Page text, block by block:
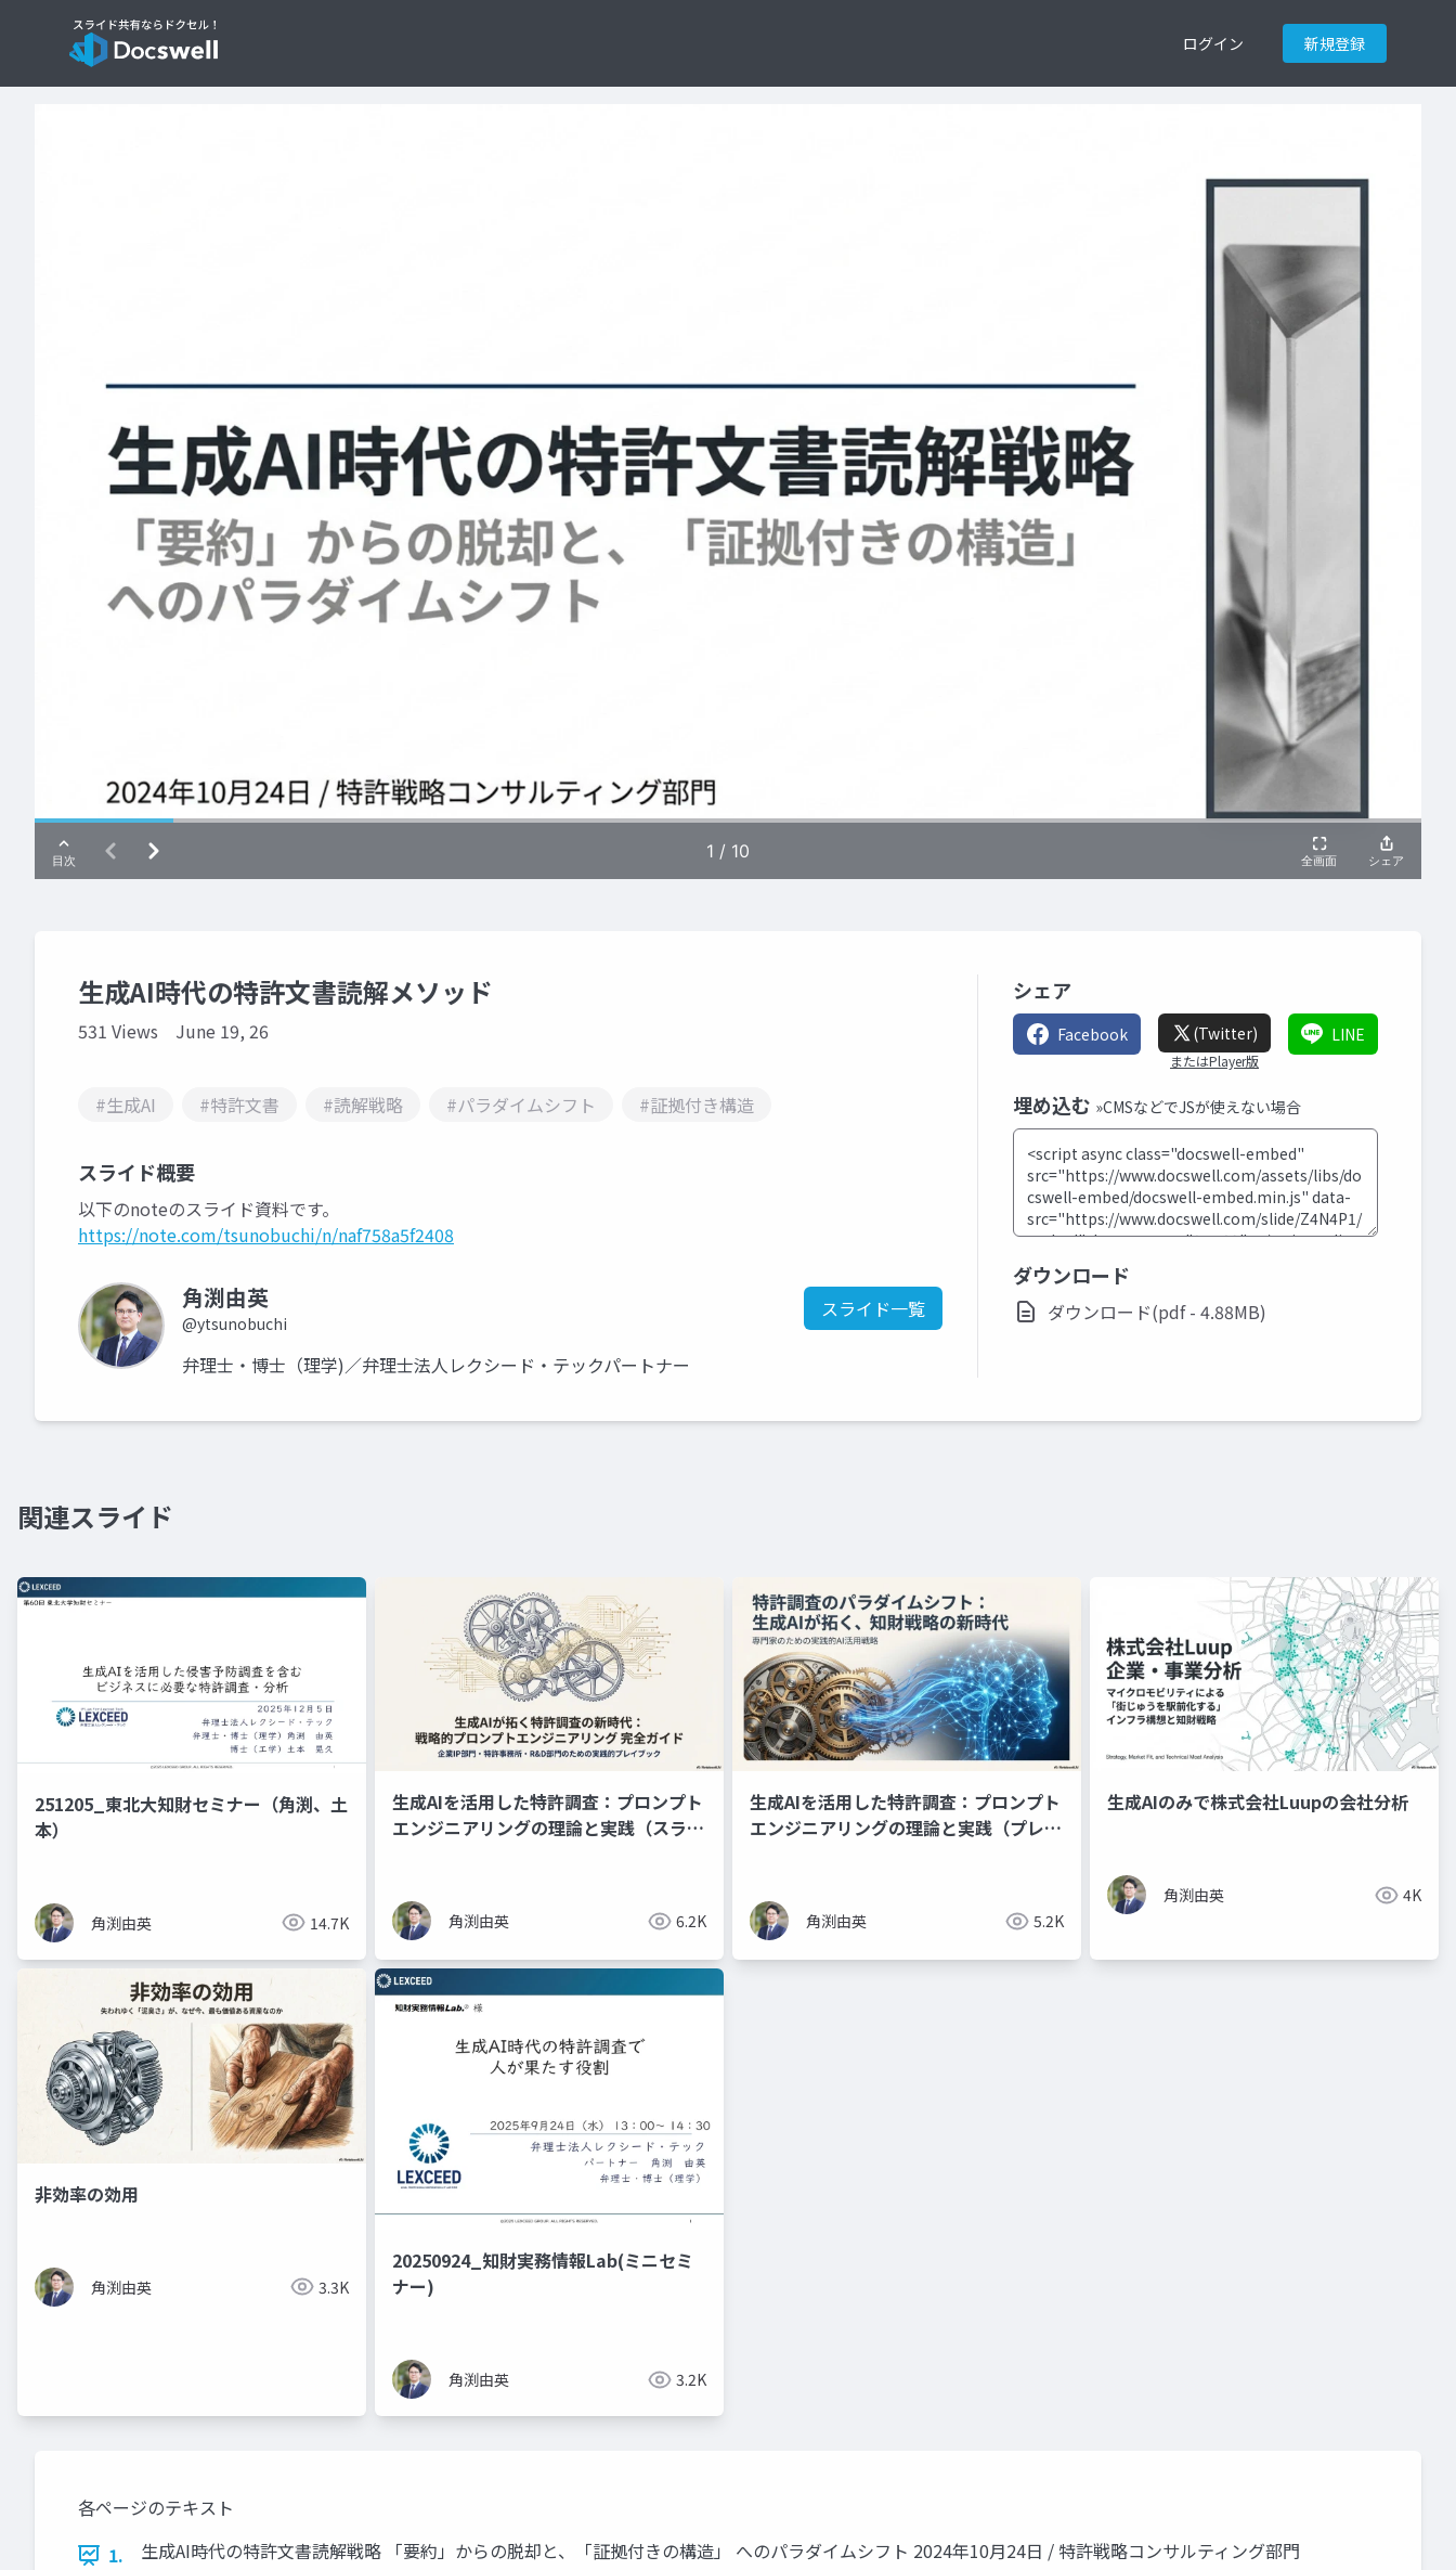
ログイン 新規登録
生成AI時代の特許文書読解メソッド
531 Views June 19, 26
#生成AI #特許文書 #読解戦略 #パラダイムシフト #証拠付き構造
スライド概要
以下のnoteのスライド資料です。
https://note.com/tsunobuchi/n/naf758a5f2408
角渕由英
@ytsunobuchi
スライド一覧
弁理士・博士（理学)／弁理士法人レクシード・テックパートナー
シェア
Facebook (Twitter)
またはPlayer版
LINE
埋め込む »CMSなどでJSが使えない場合
ダウンロード
ダウンロード(pdf - 4.88MB)
関連スライド
251205_東北大知財セミナー（角渕、土
本）
角渕由英 14.7K
生成AIを活用した特許調査：プロンプト
エンジニアリングの理論と実践（スライ
角渕由英 6.2K
生成AIを活用した特許調査：プロンプト
エンジニアリングの理論と実践（プレゼ
角渕由英 5.2K
生成AIのみで株式会社Luupの会社分析
角渕由英 4K
非効率の効用
角渕由英 3.3K
20250924_知財実務情報Lab(ミニセミ
ナー)
角渕由英 3.2K
各ページのテキスト
1.
生成AI時代の特許文書読解戦略 「要約」からの脱却と、「証拠付きの構造」 へのパラダイムシフト 2024年10月24日 / 特許戦略コンサルティング部門